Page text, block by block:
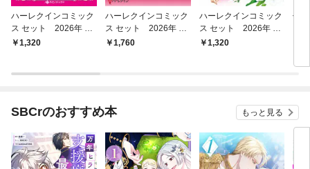
ハーレクインコミック
ス セット 2026年 vo
l.861
1,320
ハーレクインコミック
ス セット 2026年 vo
l.907
1,760
ハーレクインコミック
ス セット 2026年 vo
l.838
1,320
伯
SBCrのおすすめ本 もっと見る